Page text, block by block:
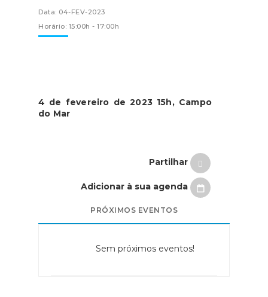
Data: 04-FEV-2023
Horário: 15:00h - 17:00h
4 de fevereiro de 2023 15h, Campo
do Mar
Partilhar
Adicionar à sua agenda
PRÓXIMOS EVENTOS
Sem próximos eventos!